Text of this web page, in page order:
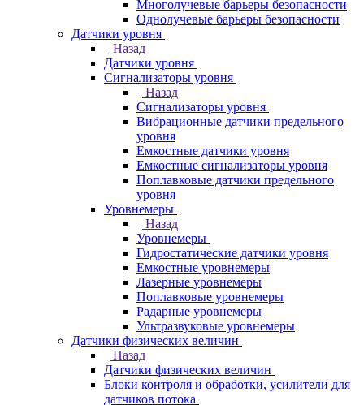
Многолучевые барьеры безопасности
Однолучевые барьеры безопасности
Датчики уровня
Назад
Датчики уровня
Сигнализаторы уровня
Назад
Сигнализаторы уровня
Вибрационные датчики предельного
уровня
Емкостные датчики уровня
Емкостные сигнализаторы уровня
Поплавковые датчики предельного
уровня
Уровнемеры
Назад
Уровнемеры
Гидростатические датчики уровня
Емкостные уровнемеры
Лазерные уровнемеры
Поплавковые уровнемеры
Радарные уровнемеры
Ультразвуковые уровнемеры
Датчики физических величин
Назад
Датчики физических величин
Блоки контроля и обработки, усилители для
датчиков потока